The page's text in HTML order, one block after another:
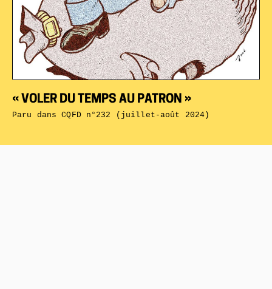
« VOLER DU TEMPS AU PATRON »
Paru dansCQFD n°232 (juillet-août 2024)